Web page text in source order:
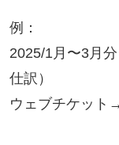
例：
2025/1月〜3月
仕訳）
ウェブチケット